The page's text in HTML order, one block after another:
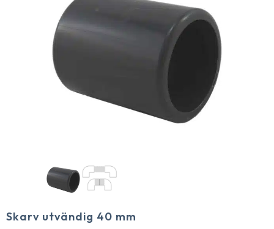
Skarv utvändig 40 mm